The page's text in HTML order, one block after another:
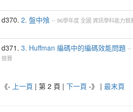
d370. 2. 盤中飧 -- 96學年度全國 資訊學科能力競
d371. 3. Huffman 編碼中的編碼效能問題 --
競賽
- 上一頁 | 第 2 頁 | 下一頁 -》 | 最末頁